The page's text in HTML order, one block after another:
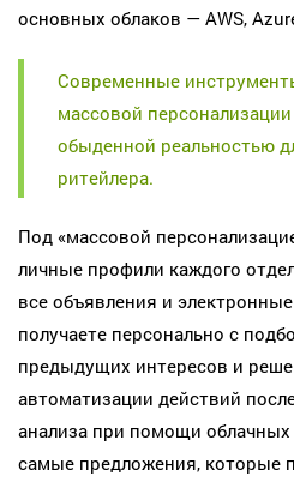
основных облаков — AWS,
Современные
массовой
обыденной реальностью
ритейлера.
Под «массовой
личные профили каждого
все объявления и
получаете персонально с
предыдущих интересов и
автоматизации действий
анализа при помощи облачных
самые предложения, которые